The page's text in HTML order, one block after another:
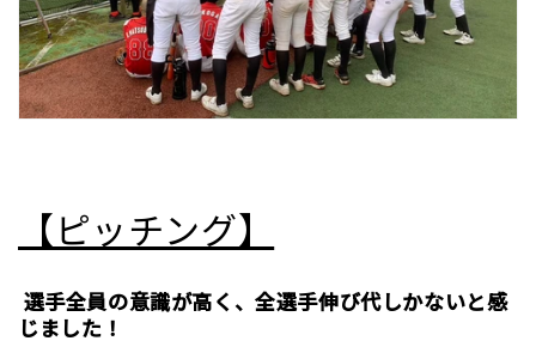
【ピッチング】
選手全員の意識が高く、全選手伸び代しかないと感
じました！